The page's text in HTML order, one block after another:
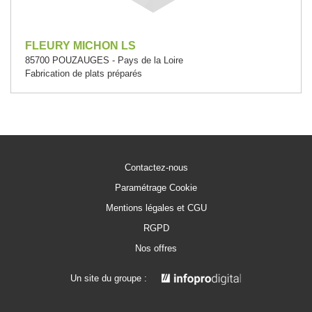
FLEURY MICHON LS
85700 POUZAUGES - Pays de la Loire
Fabrication de plats préparés
Contactez-nous
Paramétrage Cookie
Mentions légales et CGU
RGPD
Nos offres
Un site du groupe :